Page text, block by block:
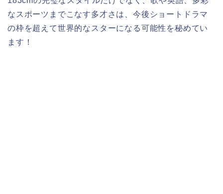
なスポーツまでこなす多才さは、今後ショートドラマ
の枠を超えて世界的なスターになる可能性を秘めてい
ます！